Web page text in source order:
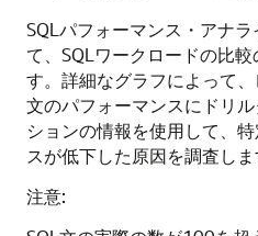
SQLパフォーマンス・アナ
て、SQLワークロードの比
す。 詳細なグラフによって
文のパフォーマンスにドリ
ションの情報を使用して、
スが低下した原因を調査しま
注意: